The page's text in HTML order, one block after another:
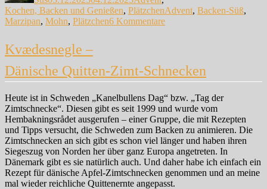
Kochen, Backen und Genießen, PlätzchenSchlagwörter
Advent, Backen-Süß,
Marzipan, Mohn, Plätzchen6 Kommentarezu
Kvædesnegle –
Dänische Quitten-Zimt-Schnecken
Heute ist in Schweden „Kanelbullens Dag“ bzw. „Tag der
Zimtschnecke“. Diesen gibt es seit 1999 und wurde vom
Hembakningsrådet ausgerufen – einer Gruppe, die mit Rezepten
und Tipps versucht, die Schweden zum Backen zu animieren. Die
Zimtschnecken an sich gibt es schon viel länger und haben ihren
Siegeszug von Norden her über ganz Europa angetreten. In
Dänemark gibt es sie natürlich auch. Und daher habe ich einfach ein
Rezept für dänische Apfel-Zimtschnecken genommen und an meine
mal wieder reichliche Quittenernte angepasst.